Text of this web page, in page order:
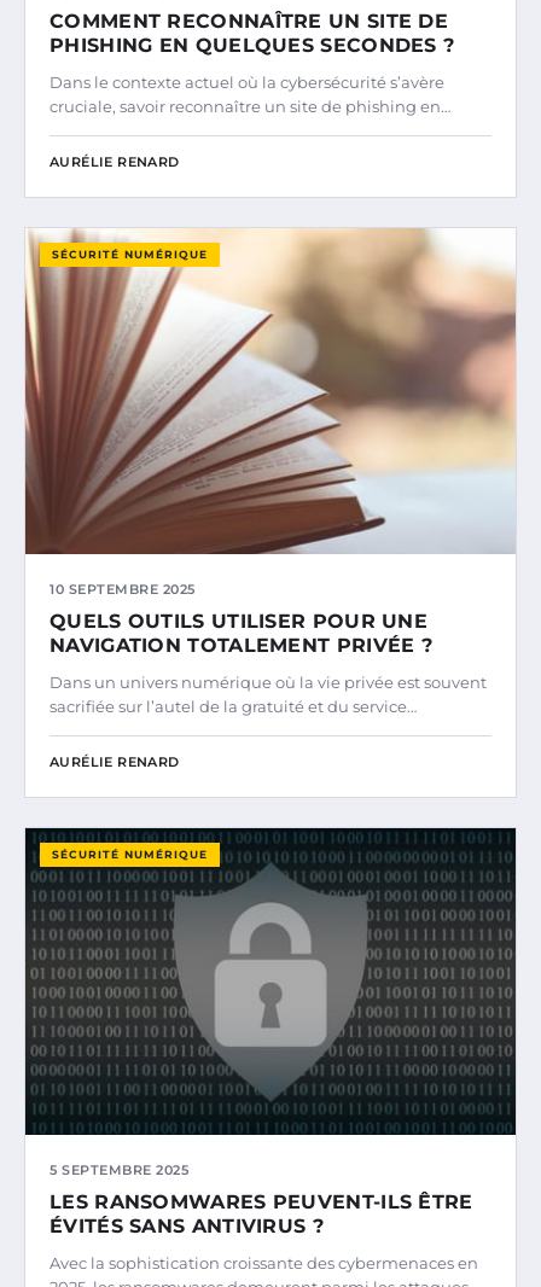
COMMENT RECONNAÎTRE UN SITE DE
PHISHING EN QUELQUES SECONDES ?
Dans le contexte actuel où la cybersécurité s’avère
cruciale, savoir reconnaître un site de phishing en…
AURÉLIE RENARD
SÉCURITÉ NUMÉRIQUE
10 SEPTEMBRE 2025
QUELS OUTILS UTILISER POUR UNE
NAVIGATION TOTALEMENT PRIVÉE ?
Dans un univers numérique où la vie privée est souvent
sacrifiée sur l’autel de la gratuité et du service…
AURÉLIE RENARD
SÉCURITÉ NUMÉRIQUE
5 SEPTEMBRE 2025
LES RANSOMWARES PEUVENT-ILS ÊTRE
ÉVITÉS SANS ANTIVIRUS ?
Avec la sophistication croissante des cybermenaces en